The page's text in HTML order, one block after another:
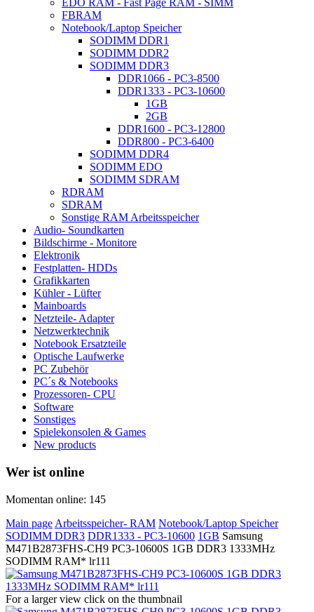
EDO RAM - Fast Page RAM - SIMM
FBRAM
Notebook/Laptop Speicher
SODIMM DDR1
SODIMM DDR2
SODIMM DDR3
DDR1066 - PC3-8500
DDR1333 - PC3-10600
1GB
2GB
DDR1600 - PC3-12800
DDR800 - PC3-6400
SODIMM DDR4
SODIMM EDO
SODIMM SDRAM
RDRAM
SDRAM
Sonstige RAM Arbeitsspeicher
Audio- Soundkarten
Bildschirme - Monitore
Elektronik
Festplatten- HDDs
Grafikkarten
Kühler - Lüfter
Mainboards
Netzteile- Adapter
Netzwerktechnik
Notebook Ersatzteile
Optische Laufwerke
PC Zubehör
PC´s & Notebooks
Prozessoren- CPU
Software
Sonstiges
Spielekonsolen & Games
New products
Wer ist online
Momentan online: 145
Main page Arbeitsspeicher- RAM Notebook/Laptop Speicher
SODIMM DDR3 DDR1333 - PC3-10600 1GB Samsung
M471B2873FHS-CH9 PC3-10600S 1GB DDR3 1333MHz
SODIMM RAM* lr111
For a larger view click on the thumbnail